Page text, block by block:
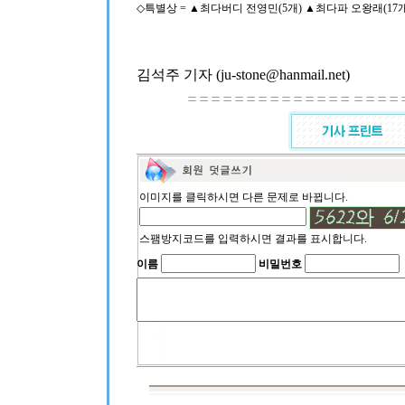
◇특별상 = ▲최다버디 전영민(5개) ▲최다파 오왕래(17
김석주 기자 (ju-stone@hanmail.net)
이미지를 클릭하시면 다른 문제로 바뀝니다.
스팸방지코드를 입력하시면 결과를 표시합니다.
이름
비밀번호